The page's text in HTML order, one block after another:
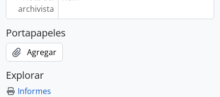
archivista
Portapapeles
Agregar
Explorar
Informes